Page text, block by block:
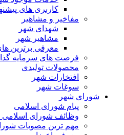
کاربری های
مفاخیر و مشاهیر
شهدای شهر
مشاهیر شهر
معرفی برترین
فرصت های سرمایه
محصولات تولیدی
افتخارات شهر
سوغات شهر
شورای شهر
پیام شورای اسلامی
وظائف شورای اسلامی
مهم ترین مصوبات شورا